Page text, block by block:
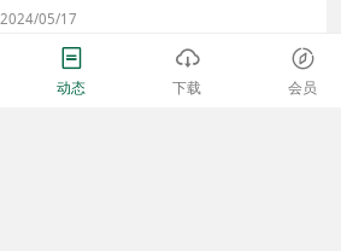
2024/05/17
企业动态|2024恒洁“总有美好在此间”新品
动态 下载 会员